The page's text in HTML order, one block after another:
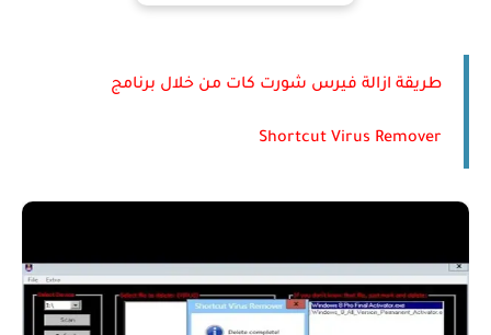
طريقة ازالة فيرس شورت كات من خلال برنامج
Shortcut Virus Remover